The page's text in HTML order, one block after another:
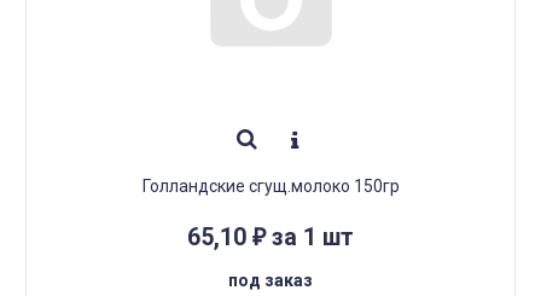
Голландские сгущ.молоко 150гр
65,10 ₽за 1 шт
под заказ